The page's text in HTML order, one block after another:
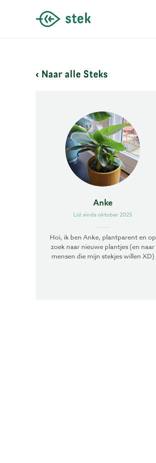
Naar alle Steks
Anke
Lid sinds oktober 2025
Hoi, ik ben Anke, plantparent en op
zoek naar nieuwe plantjes (en naar
mensen die mijn stekjes willen XD)